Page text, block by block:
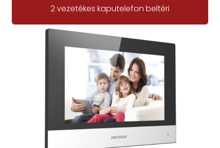
2 vezetékes kaputelefon beltéri